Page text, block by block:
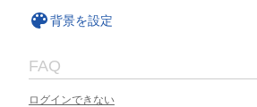
背景を設定
FAQ
ログインできない